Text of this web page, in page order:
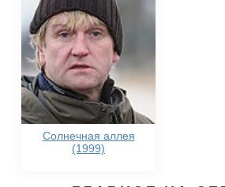
Солнечная аллея
(1999)